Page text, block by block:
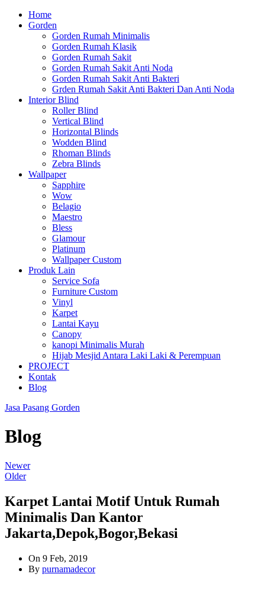
Home
Gorden
Gorden Rumah Minimalis
Gorden Rumah Klasik
Gorden Rumah Sakit
Gorden Rumah Sakit Anti Noda
Gorden Rumah Sakit Anti Bakteri
Grden Rumah Sakit Anti Bakteri Dan Anti Noda
Interior Blind
Roller Blind
Vertical Blind
Horizontal Blinds
Wodden Blind
Rhoman Blinds
Zebra Blinds
Wallpaper
Sapphire
Wow
Belagio
Maestro
Bless
Glamour
Platinum
Wallpaper Custom
Produk Lain
Service Sofa
Furniture Custom
Vinyl
Karpet
Lantai Kayu
Canopy
kanopi Minimalis Murah
Hijab Mesjid Antara Laki Laki & Perempuan
PROJECT
Kontak
Blog
Jasa Pasang Gorden
Blog
Newer
Older
Karpet Lantai Motif Untuk Rumah
Minimalis Dan Kantor
Jakarta,Depok,Bogor,Bekasi
On 9 Feb, 2019
By purnamadecor